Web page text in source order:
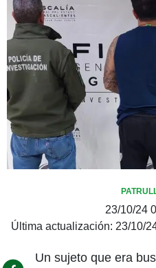
23/10/24
Última actualización: 23/10/
Un sujeto que era